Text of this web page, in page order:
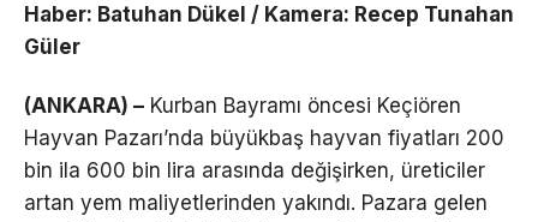
Haber: Batuhan Dükel / Kamera: Recep Tunahan
Güler
(ANKARA) – Kurban Bayramı öncesi Keçiören
Hayvan Pazarı’nda büyükbaş hayvan fiyatları 200
bin ila 600 bin lira arasında değişirken, üreticiler
artan yem maliyetlerinden yakındı. Pazara gelen